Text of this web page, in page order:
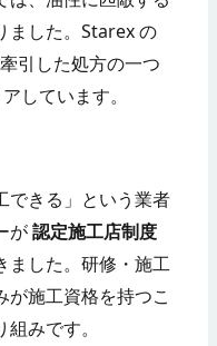
ました。Starex の
引した処方の一つ
しています。
できる」という業者
が認定施工店制度
ました。研修・施工
が施工資格を持つこ
みです。